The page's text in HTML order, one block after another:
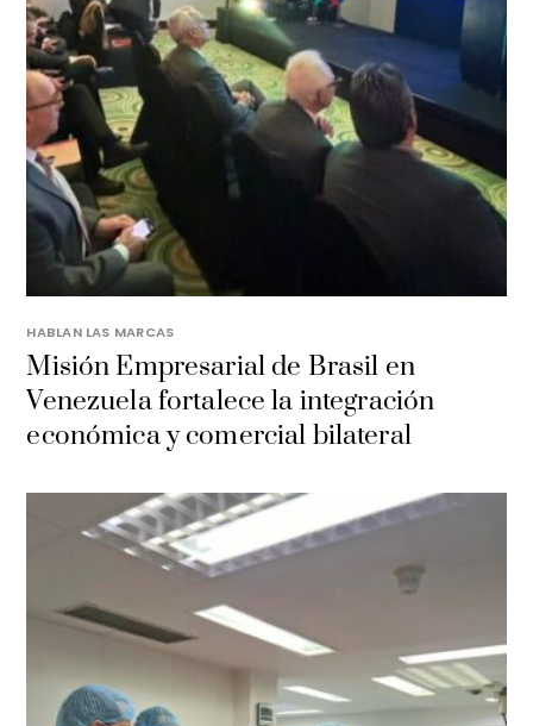
HABLAN LAS MARCAS
Misión Empresarial de Brasil en
Venezuela fortalece la integración
económica y comercial bilateral